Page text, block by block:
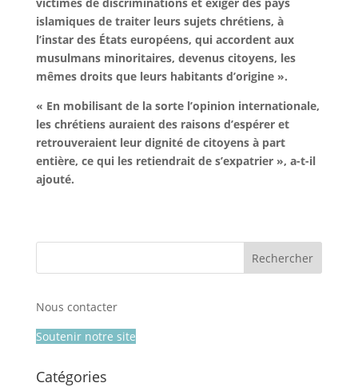
islamiques de traiter leurs sujets chrétiens, à
l’instar des États européens, qui accordent aux
musulmans minoritaires, devenus citoyens, les
mêmes droits que leurs habitants d’origine ».
« En mobilisant de la sorte l’opinion internationale,
les chrétiens auraient des raisons d’espérer et
retrouveraient leur dignité de citoyens à part
entière, ce qui les retiendrait de s’expatrier », a-t-il
ajouté.
Nous contacter
Soutenir notre site
Catégories